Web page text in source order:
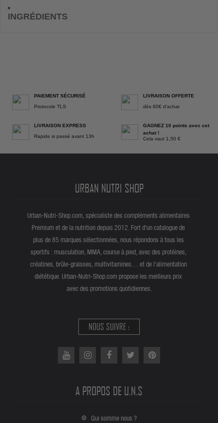
INGRÉDIENTS
PAIEMENT SÉCURISÉ
Protocole TLS
LIVRAISON OFFERTE
dès 60€ d'achat
LIVRAISON EXPRESS
Rapide si passé avant 13h
GAGNEZ 10 points avec cet
achat !
Cela vaut 1,50 €
URBAN NUTRI SHOP
Urban-Nutri-Shop.com, spécialiste des compléments alimentaires
Premium et de la nutrition depuis 2012. Fort d'un catalogue de
plus de 85 marques sélectionnées, nous répondons à tous les
sportifs : musculation, MMA, course à pied, avec des protéines,
créatines, brûle-graisses, multivitamines… et de l'alimentation
diététique. Urban-Nutri-Shop.com propose les meilleurs prix
avec des promotions quotidiennes.
NOUS SUIVRE :
A PROPOS DE U.N.S
Qui somme nous ?